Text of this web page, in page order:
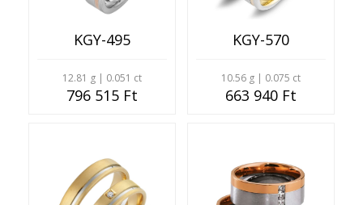
KGY-495
12.81 g | 0.051 ct
796 515 Ft
KGY-570
10.56 g | 0.075 ct
663 940 Ft